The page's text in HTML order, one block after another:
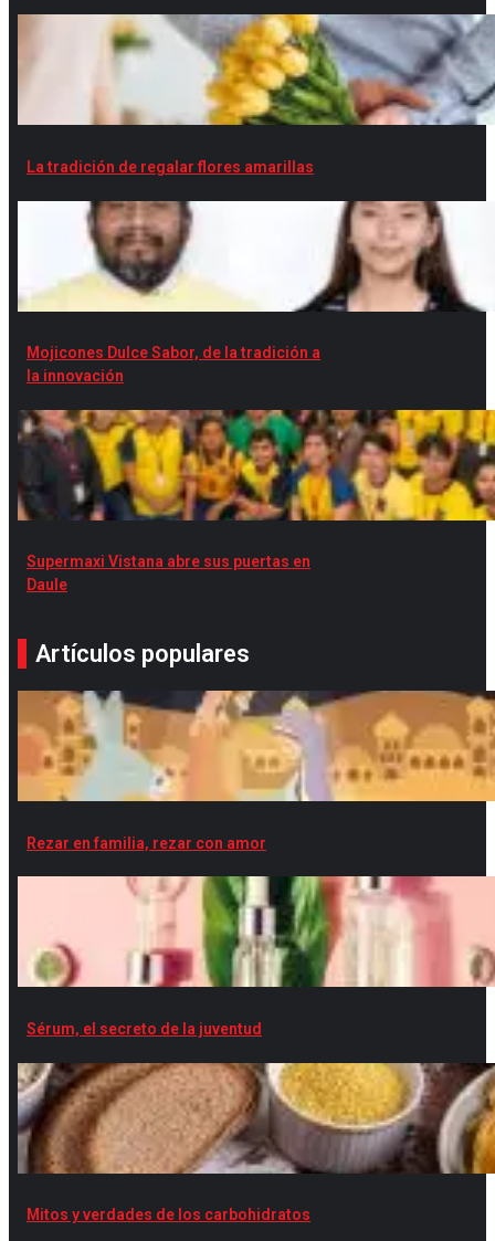
La tradición de regalar flores amarillas
Mojicones Dulce Sabor, de la tradición a
la innovación
Supermaxi Vistana abre sus puertas en
Daule
Artículos populares
Rezar en familia, rezar con amor
Sérum, el secreto de la juventud
Mitos y verdades de los carbohidratos